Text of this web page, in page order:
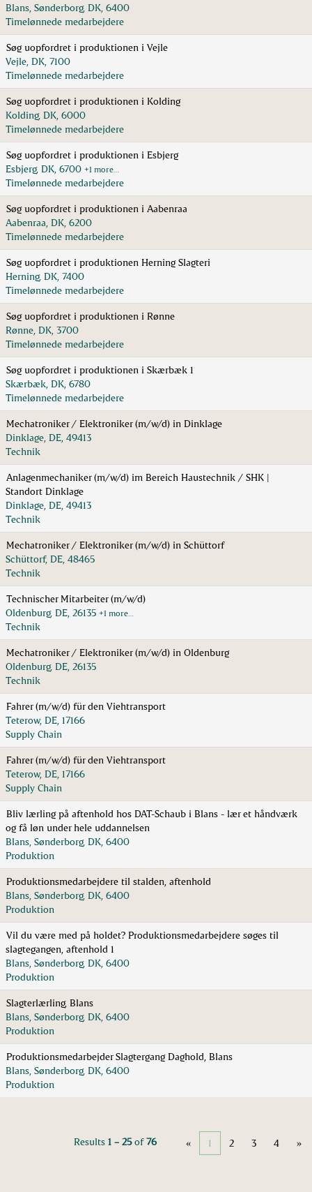
Blans, Sønderborg, DK, 6400
Timelønnede medarbejdere
Søg uopfordret i produktionen i Vejle
Vejle, DK, 7100
Timelønnede medarbejdere
Søg uopfordret i produktionen i Kolding
Kolding, DK, 6000
Timelønnede medarbejdere
Søg uopfordret i produktionen i Esbjerg
Esbjerg, DK, 6700 +1 more…
Timelønnede medarbejdere
Søg uopfordret i produktionen i Aabenraa
Aabenraa, DK, 6200
Timelønnede medarbejdere
Søg uopfordret i produktionen Herning Slagteri
Herning, DK, 7400
Timelønnede medarbejdere
Søg uopfordret i produktionen i Rønne
Rønne, DK, 3700
Timelønnede medarbejdere
Søg uopfordret i produktionen i Skærbæk 1
Skærbæk, DK, 6780
Timelønnede medarbejdere
Mechatroniker / Elektroniker (m/w/d) in Dinklage
Dinklage, DE, 49413
Technik
Anlagenmechaniker (m/w/d) im Bereich Haustechnik / SHK |
Standort Dinklage
Dinklage, DE, 49413
Technik
Mechatroniker / Elektroniker (m/w/d) in Schüttorf
Schüttorf, DE, 48465
Technik
Technischer Mitarbeiter (m/w/d)
Oldenburg, DE, 26135 +1 more…
Technik
Mechatroniker / Elektroniker (m/w/d) in Oldenburg
Oldenburg, DE, 26135
Technik
Fahrer (m/w/d) für den Viehtransport
Teterow, DE, 17166
Supply Chain
Fahrer (m/w/d) für den Viehtransport
Teterow, DE, 17166
Supply Chain
Bliv lærling på aftenhold hos DAT-Schaub i Blans - lær et håndværk
og få løn under hele uddannelsen
Blans, Sønderborg, DK, 6400
Produktion
Produktionsmedarbejdere til stalden, aftenhold
Blans, Sønderborg, DK, 6400
Produktion
Vil du være med på holdet? Produktionsmedarbejdere søges til
slagtegangen, aftenhold 1
Blans, Sønderborg, DK, 6400
Produktion
Slagterlærling, Blans
Blans, Sønderborg, DK, 6400
Produktion
Produktionsmedarbejder Slagtergang Daghold, Blans
Blans, Sønderborg, DK, 6400
Produktion
Results 1 – 25of76 « 1 2 3 4 »